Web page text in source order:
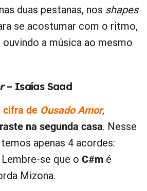
duas pestanas, nos shapes
se acostumar com o ritmo,
a música ao mesmo
– Isaías Saad
cifra de Ousado Amor,
na segunda casa. Nesse
apenas 4 acordes:
Lembre-se que o C#m é
Mizona.